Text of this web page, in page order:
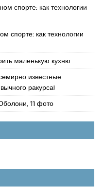
спорте: как технологии
спорте: как технологии
маленькую кухню
известные
ракурса!
11 фото